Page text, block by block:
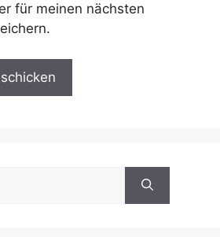
für meinen nächsten